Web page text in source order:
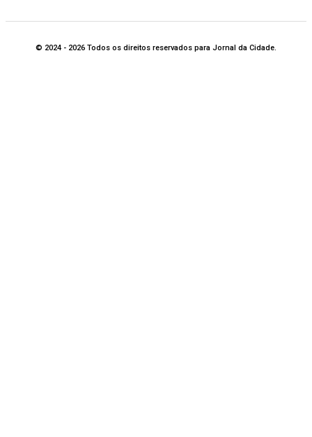
© 2024 - 2026 Todos os direitos reservados para Jornal da Cidade.